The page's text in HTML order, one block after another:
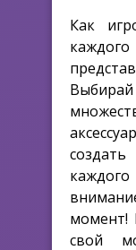
Как
момент!
свой